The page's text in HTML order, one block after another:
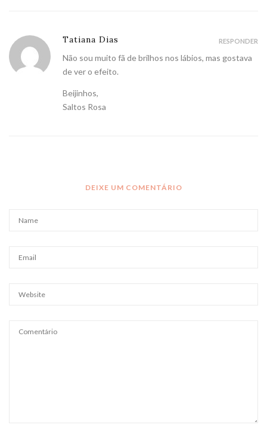
Tatiana Dias
Não sou muito fã de brilhos nos lábios, mas gostava
de ver o efeito.
Beijinhos,
Saltos Rosa
RESPONDER
DEIXE UM COMENTÁRIO